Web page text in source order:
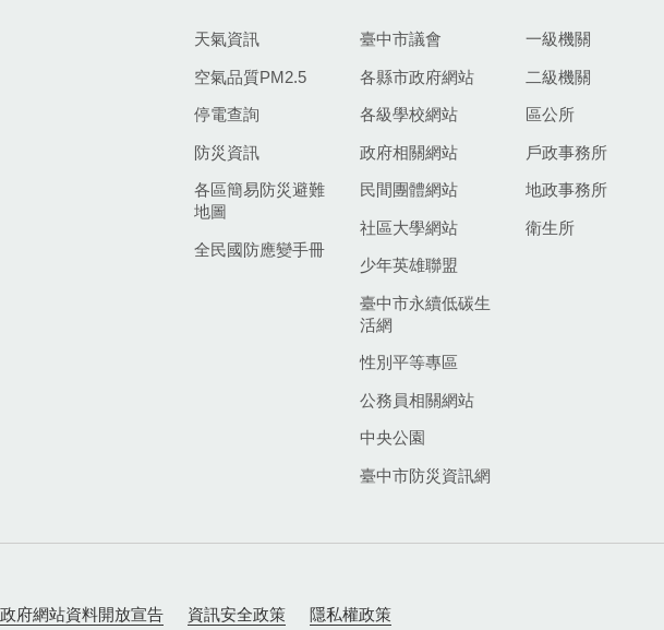
天氣資訊
空氣品質PM2.5
停電查詢
防災資訊
各區簡易防災避難
地圖
全民國防應變手冊
臺中市議會
各縣市政府網站
各級學校網站
政府相關網站
民間團體網站
社區大學網站
少年英雄聯盟
臺中市永續低碳生
活網
性別平等專區
公務員相關網站
中央公園
臺中市防災資訊網
一級機關
二級機關
區公所
戶政事務所
地政事務所
衛生所
政府網站資料開放宣告 資訊安全政策 隱私權政策